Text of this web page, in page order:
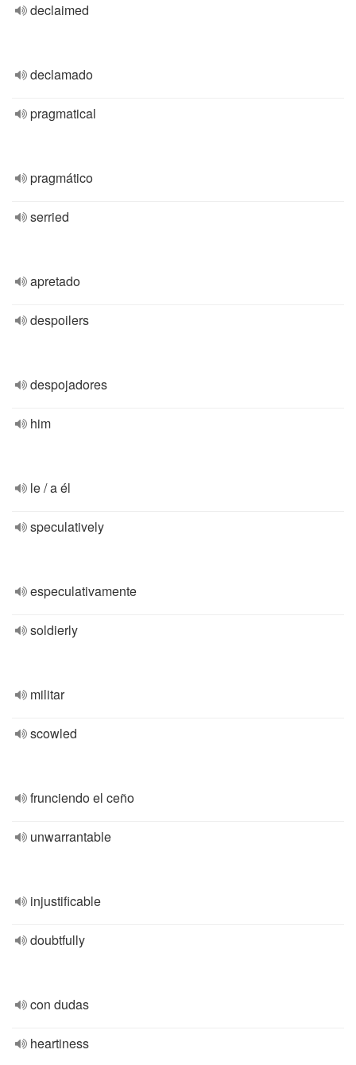
declaimed
declamado
pragmatical
pragmático
serried
apretado
despoilers
despojadores
him
le / a él
speculatively
especulativamente
soldierly
militar
scowled
frunciendo el ceño
unwarrantable
injustificable
doubtfully
con dudas
heartiness